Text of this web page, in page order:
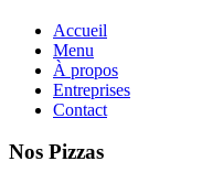
Accueil
Menu
À propos
Entreprises
Contact
Nos Pizzas